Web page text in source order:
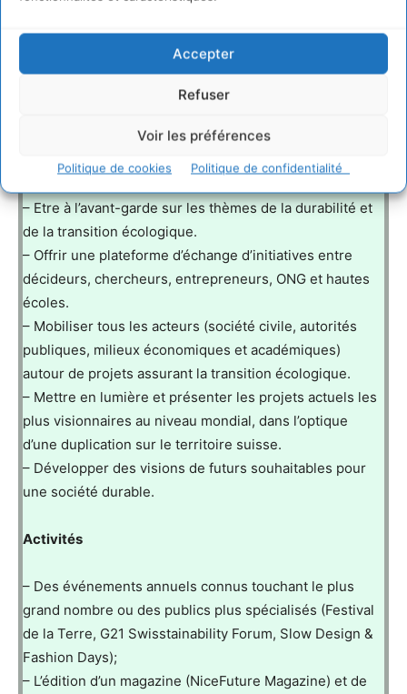
Accepter
Refuser
Voir les préférences
Politique de cookies Politique de confidentialité
positive sont au cœur d’un futur que nous défendons,
nous aimons ajouter un univers coloré et joyeux à
Missions
– Etre à l’avant-garde sur les thèmes de la durabilité et
de la transition écologique.
– Offrir une plateforme d’échange d’initiatives entre
décideurs, chercheurs, entrepreneurs, ONG et hautes
écoles.
– Mobiliser tous les acteurs (société civile, autorités
publiques, milieux économiques et académiques)
autour de projets assurant la transition écologique.
– Mettre en lumière et présenter les projets actuels les
plus visionnaires au niveau mondial, dans l’optique
d’une duplication sur le territoire suisse.
– Développer des visions de futurs souhaitables pour
une société durable.
Activités
– Des événements annuels connus touchant le plus
grand nombre ou des publics plus spécialisés (Festival
de la Terre, G21 Swisstainability Forum, Slow Design &
Fashion Days);
– L’édition d’un magazine (NiceFuture Magazine) et de